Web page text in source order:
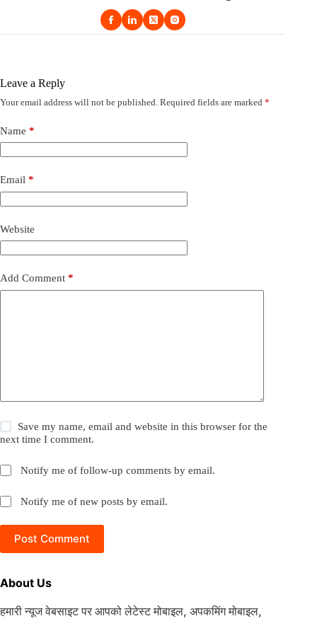
Leave a Reply
Your email address will not be published. Required fields are marked *
Name *
Email *
Website
Add Comment *
Save my name, email and website in this browser for the
next time I comment.
Notify me of follow-up comments by email.
Notify me of new posts by email.
Post Comment
About Us
हमारी न्यूज वेबसाइट पर आपको लेटेस्ट मोबाइल, अपकमिंग मोबाइल,